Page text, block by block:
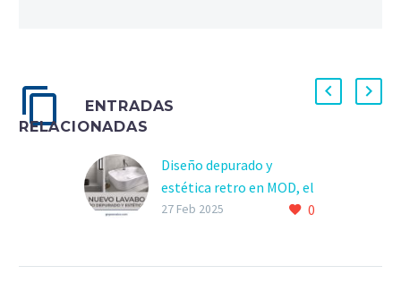
ENTRADAS
RELACIONADAS
Diseño depurado y
estética retro en MOD, el
nuevo lavabo de GALA
0
27 Feb 2025